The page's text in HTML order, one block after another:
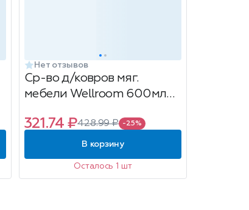
Нет отзывов
Ср-во д/ковров мяг.
мебели Wellroom 600мл
321.74 ₽428.99 ₽ -25%
В корзину
Осталось 1 шт